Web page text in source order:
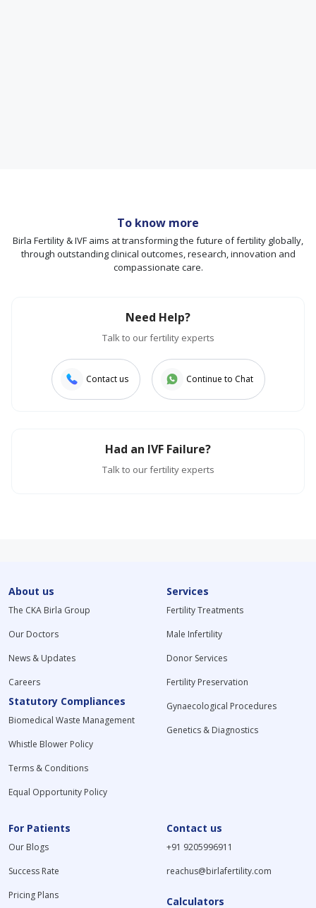
To know more
Birla Fertility & IVF aims at transforming the future of fertility globally,
through outstanding clinical outcomes, research, innovation and
compassionate care.
Need Help?
Talk to our fertility experts
Contact us Continue to Chat
Had an IVF Failure?
Talk to our fertility experts
About us
The CKA Birla Group
Our Doctors
News & Updates
Careers
Statutory Compliances
Biomedical Waste Management
Whistle Blower Policy
Terms & Conditions
Equal Opportunity Policy
Services
Fertility Treatments
Male Infertility
Donor Services
Fertility Preservation
Gynaecological Procedures
Genetics & Diagnostics
For Patients
Our Blogs
Success Rate
Pricing Plans
Contact us
+91 9205996911
reachus@birlafertility.com
Calculators